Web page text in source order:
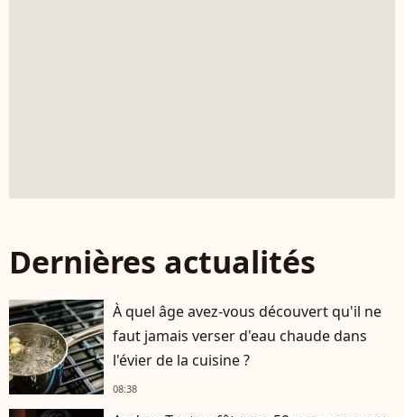
Dernières actualités
À quel âge avez-vous découvert qu'il ne
faut jamais verser d'eau chaude dans
l'évier de la cuisine ?
08:38